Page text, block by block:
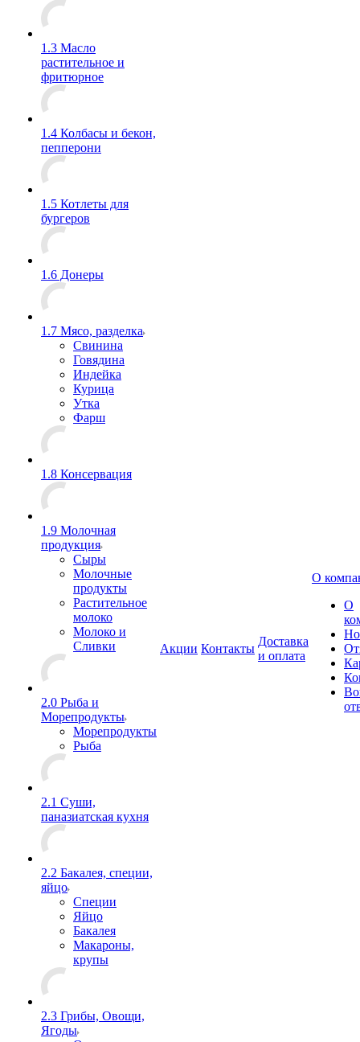
1.3 Масло
растительное и
фритюрное
1.4 Колбасы и бекон,
пепперони
1.5 Котлеты для
бургеров
1.6 Донеры
1.7 Мясо, разделка
Свинина
Говядина
Индейка
Курица
Утка
Фарш
1.8 Консервация
1.9 Молочная
продукция
Сыры
Молочные
продукты
Растительное
молоко
Молоко и
Сливки
2.0 Рыба и
Морепродукты
Морепродукты
Рыба
2.1 Суши,
паназиатская кухня
2.2 Бакалея, специи,
яйцо
Специи
Яйцо
Бакалея
Макароны,
крупы
2.3 Грибы, Овощи,
Ягоды
Акции Контакты
Доставка
и оплата
О
О